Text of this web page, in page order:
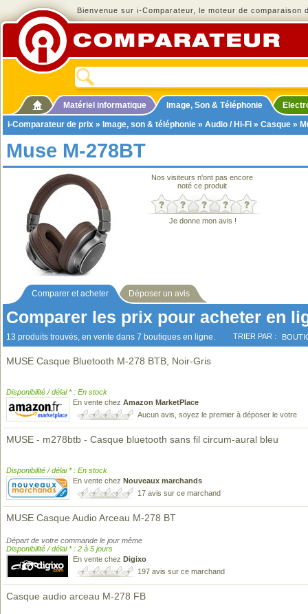
Bienvenue sur i-Comparateur, le moteur de comparaison
Matériel informatique Image, Son & Téléphonie
i-Comparateur de prix » Image, son & téléphonie » Audio / Hi-Fi » Casque »
Muse M-278BT
Nos visiteurs n'ont pas encore
noté ce produit
Je donne mon avis !
Comparer et acheter Déposer un avis
Comparer les prix pour acheter en
13 produits trouvés, en vente dans 7 boutiques en ligne. TRIER PAR :
MUSE Casque Bluetooth M-278 BTB, Noir-Gris
Disponibilité / délai * : En stock
En vente chez Amazon MarketPlace
Aucun avis, soyez le premier à déposer le votre
MUSE - m278btb - Casque bluetooth sans fil circum-aural bleu
Disponibilité / délai * : En stock
En vente chez Nouveaux marchands
17 avis sur ce marchand
MUSE Casque Audio Arceau M-278 BT
Départ de votre commande le jour même
Disponibilité / délai * : 2 à 5 jours
En vente chez Digixo
197 avis sur ce marchand
Casque audio arceau M-278 FB